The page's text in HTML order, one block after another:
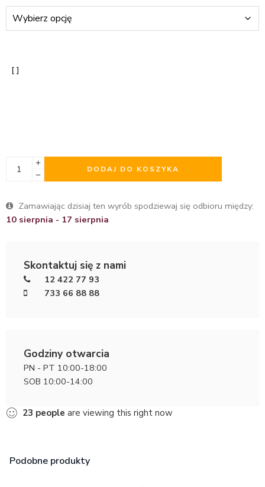
DODAJ DO KOSZYKA
Zamawiając dzisiaj ten wyrób spodziewaj się odbioru między:
10 sierpnia - 17 sierpnia
Skontaktuj się z nami
12 422 77 93
733 66 88 88
Godziny otwarcia
PN - PT 10:00-18:00
SOB 10:00-14:00
23 people are viewing this right now
Podobne produkty